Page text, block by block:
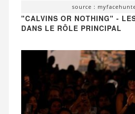
source :
"CALVINS OR NOTHING" -
DANS LE RÔLE PRINCIPAL